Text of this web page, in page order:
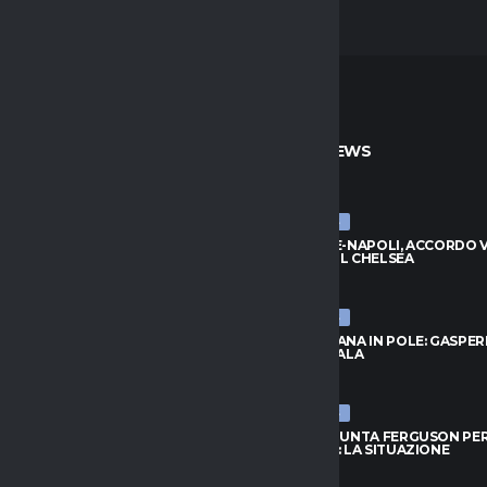
ULTIME NEWS
ULTIME NEWS
BADIASHILE-NAPOLI, ACCORDO
TRATTA COL CHELSEA
ULTIME NEWS
ROMA, FOFANA IN POLE:
ASPETTA L’ALA
ULTIME NEWS
TORINO, SPUNTA FERGUSON
L’ATTACCO: LA SITUAZIONE